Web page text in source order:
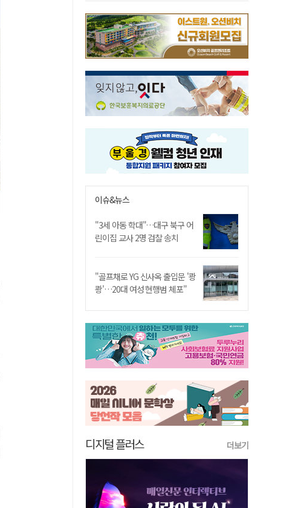
이슈&뉴스
"3세 아동 학대"…대구 북구 어
린이집 교사 2명 검찰 송치
"골프채로 YG 신사옥 출입문 '쾅
쾅'…20대 여성 현행범 체포"
디지털 플러스 더보기